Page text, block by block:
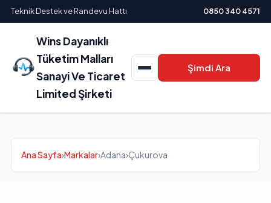
Teknik Destek ve Randevu Hattı 0850 340 4571
Wins Dayanıklı
Tüketim Malları
Sanayi Ve Ticaret
Limited Şirketi
Şimdi Ara
Ana Sayfa›Markalar›Adana›Çukurova